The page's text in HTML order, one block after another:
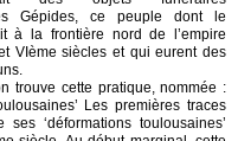
Gépides, ce peuple dont le
à la frontière nord de l’empire
VIème siècles et qui eurent des
trouve cette pratique, nommée :
Les premières traces
ses ‘déformations toulousaines’